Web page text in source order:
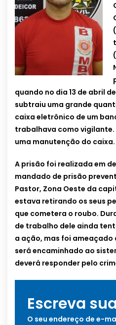
quando no dia 13 de abril
subtraiu uma grande
caixa eletrônico de um
trabalhava como
uma manutenção do caixa.
A prisão foi realizada em
mandado de prisão
Pastor, Zona Oeste da
estava retirando os seus
que cometera o roubo.
de trabalho dele ainda
a ação, mas foi ameaçado
será encaminhado ao
deverá responder pelo
Escreva
O seu endereço de e-